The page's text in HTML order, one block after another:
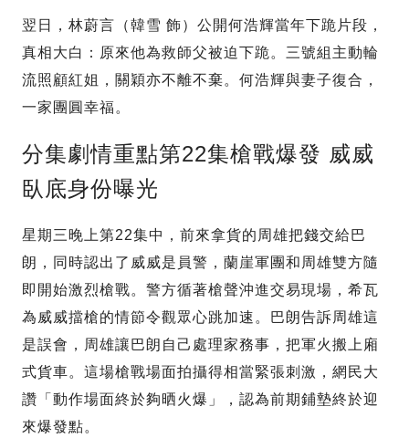
翌日，林蔚言（韓雪 飾）公開何浩輝當年下跪片段，
真相大白：原來他為救師父被迫下跪。三號組主動輪
流照顧紅姐，關穎亦不離不棄。何浩輝與妻子復合，
一家團圓幸福。
分集劇情重點第22集槍戰爆發 威威
臥底身份曝光
星期三晚上第22集中，前來拿貨的周雄把錢交給巴
朗，同時認出了威威是員警，蘭崖軍團和周雄雙方隨
即開始激烈槍戰。警方循著槍聲沖進交易現場，希瓦
為威威擋槍的情節令觀眾心跳加速。巴朗告訴周雄這
是誤會，周雄讓巴朗自己處理家務事，把軍火搬上廂
式貨車。這場槍戰場面拍攝得相當緊張刺激，網民大
讚「動作場面終於夠晒火爆」，認為前期鋪墊終於迎
來爆發點。